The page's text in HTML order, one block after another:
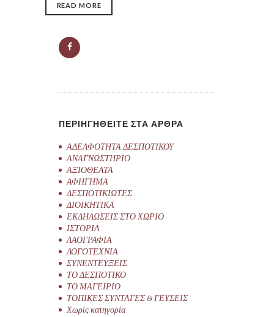
READ MORE
ΠΕΡΙΗΓΗΘΕΙΤΕ ΣΤΑ ΑΡΘΡΑ
ΑΔΕΛΦΟΤΗΤΑ ΔΕΣΠΟΤΙΚΟΥ
ΑΝΑΓΝΩΣΤΗΡΙΟ
ΑΞΙΟΘΕΑΤΑ
ΑΦΗΓΗΜΑ
ΔΕΣΠΟΤΙΚΙΩΤΕΣ
ΔΙΟΙΚΗΤΙΚΑ
ΕΚΔΗΛΩΣΕΙΣ ΣΤΟ ΧΩΡΙΟ
ΙΣΤΟΡΙΑ
ΛΑΟΓΡΑΦΙΑ
ΛΟΓΟΤΕΧΝΙΑ
ΣΥΝΕΝΤΕΥΞΕΙΣ
ΤΟ ΔΕΣΠΟΤΙΚΟ
ΤΟ ΜΑΓΕΙΡΙΟ
ΤΟΠΙΚΕΣ ΣΥΝΤΑΓΕΣ & ΓΕΥΣΕΙΣ
Χωρίς κατηγορία